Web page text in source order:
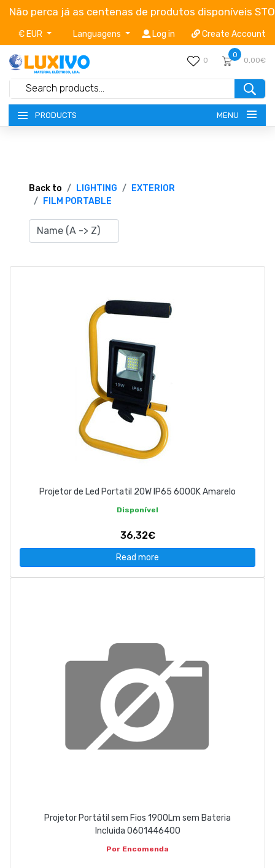
Não perca já as centenas de produtos disponíveis
€ EUR Languagens Log in Create Account
0
0
0,00€
PRODUCTS MENU
TERMS OF SERVICE
geral@luxivo.pt
Back to LIGHTING
EXTERIOR
FILM PORTABLE
Projetor de Led Portatil 20W IP65 6000K Amarelo
Disponível
36,32€
Read more
Projetor Portátil sem Fios 1900Lm sem Bateria
Incluida 0601446400
Por Encomenda